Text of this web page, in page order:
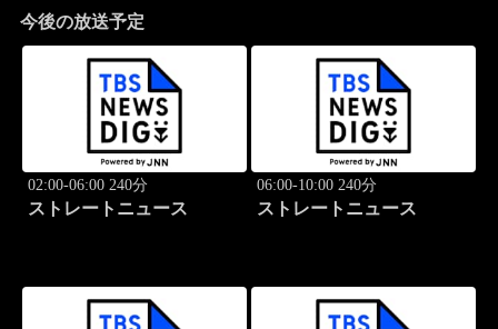
今後の放送予定
02:00-06:00 240分
ストレートニュース
06:00-10:00 240分
ストレートニュース